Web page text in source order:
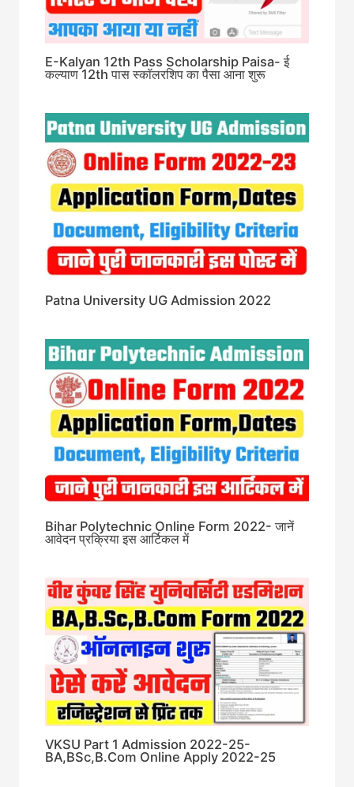
E-Kalyan 12th Pass Scholarship Paisa- ई
कल्याण 12th पास स्कॉलरशिप का पैसा आना शुरू
Patna University UG Admission 2022
Bihar Polytechnic Online Form 2022- जानें
आवेदन प्रक्रिया इस आर्टिकल में
VKSU Part 1 Admission 2022-25-
BA,BSc,B.Com Online Apply 2022-25